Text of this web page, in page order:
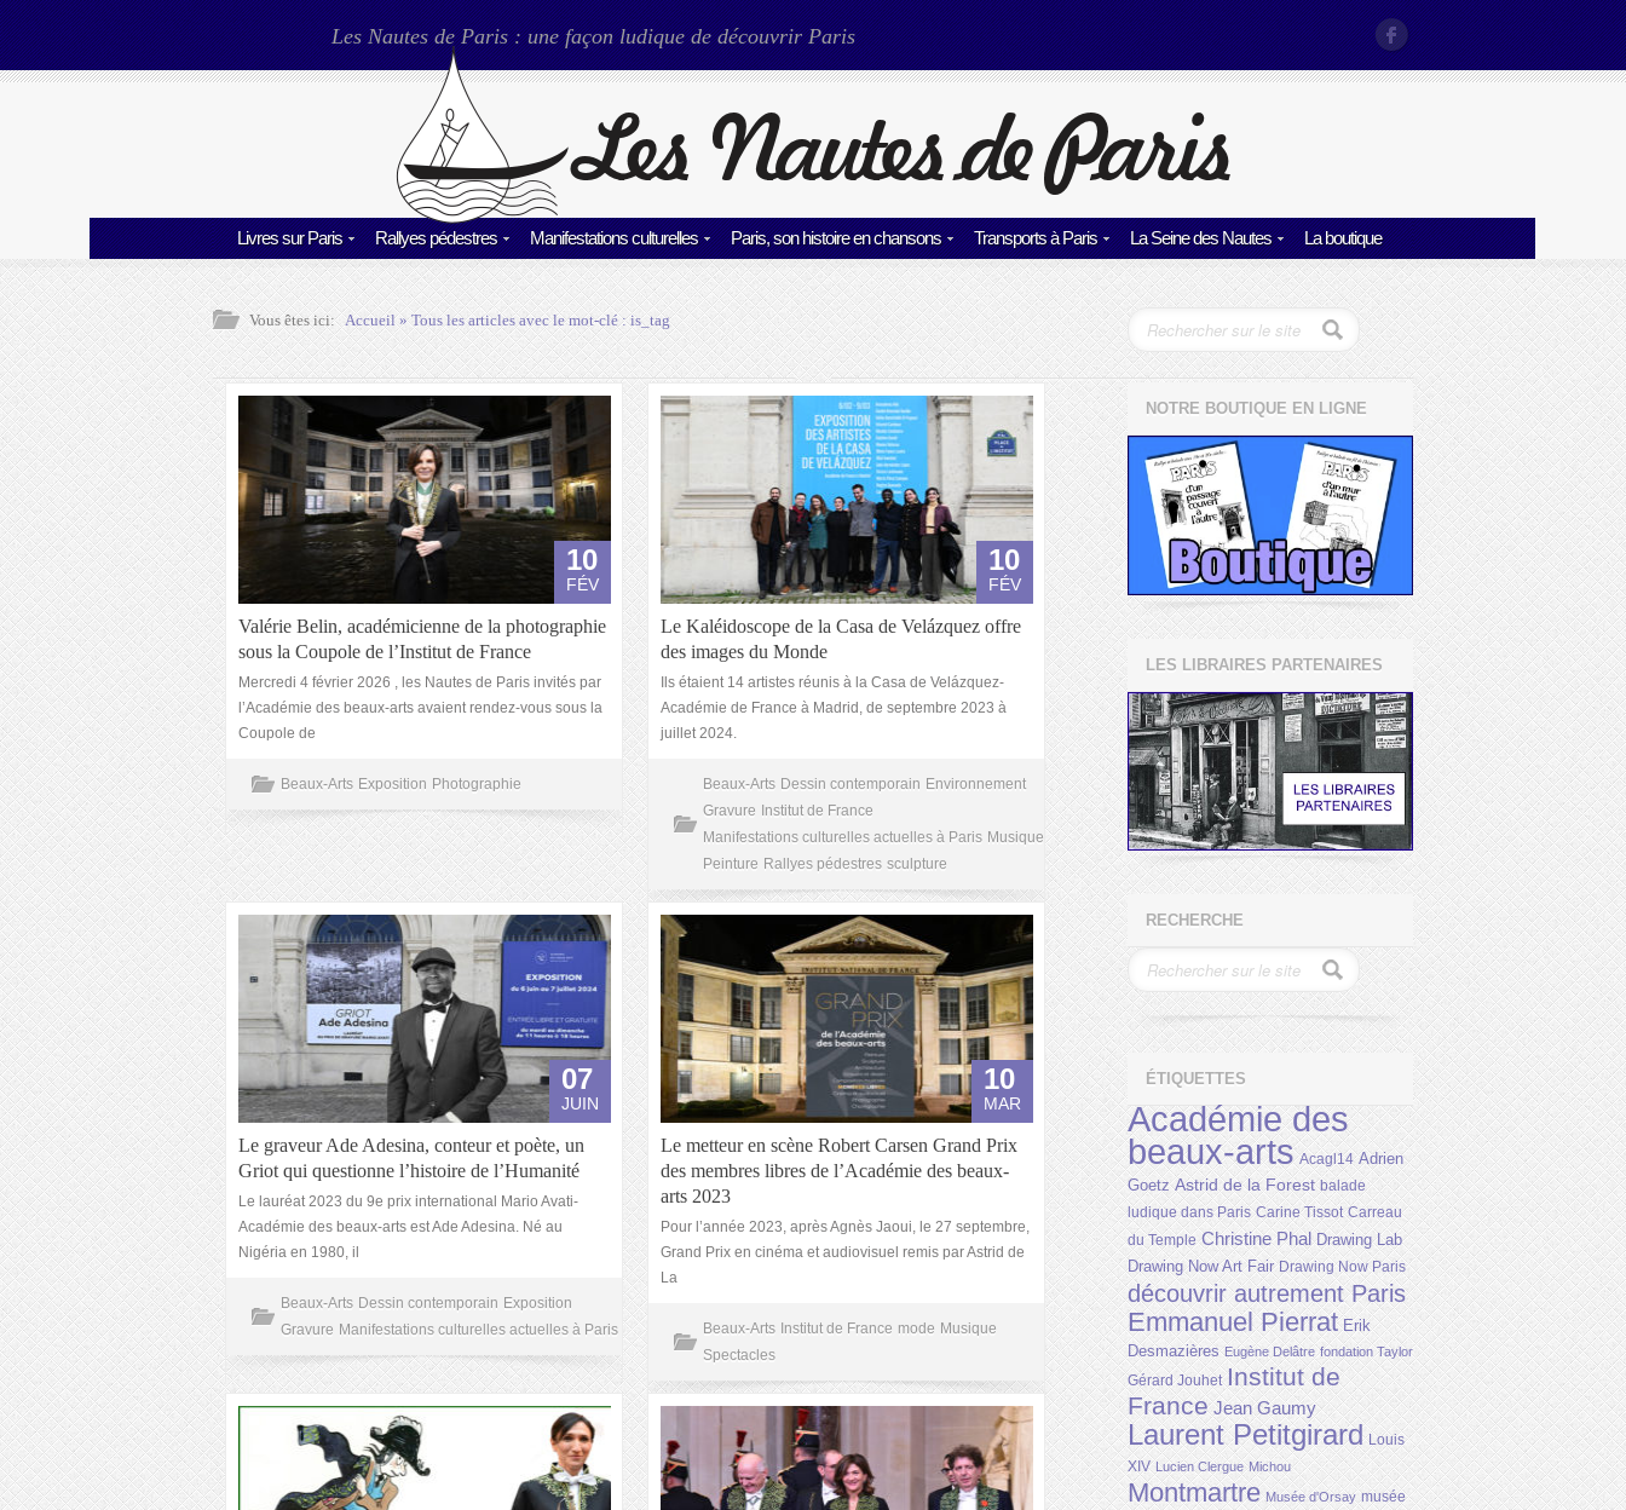
Les Nautes de Paris : une façon ludique de découvrir Paris
Livres sur Paris Rallyes pédestres Manifestations culturelles Paris, son histoire en chansons Transports à Paris La Seine des Nautes La boutique
Vous êtes ici: Accueil» Tous les articles avec le mot-clé :is_tag
10
FÉV
Valérie Belin, académicienne de la photographie
sous la Coupole de l’Institut de France
Mercredi 4 février 2026 , les Nautes de Paris invités par
l’Académie des beaux-arts avaient rendez-vous sous la
Coupole de
Beaux-Arts Exposition Photographie
10
FÉV
Le Kaléidoscope de la Casa de Velázquez offre
des images du Monde
Ils étaient 14 artistes réunis à la Casa de Velázquez-
Académie de France à Madrid, de septembre 2023 à
juillet 2024.
Beaux-Arts Dessin contemporain Environnement
Gravure
Institut de France
Manifestations culturelles actuelles à Paris Musique
Peinture Rallyes pédestres sculpture
07
JUIN
Le graveur Ade Adesina, conteur et poète, un
Griot qui questionne l’histoire de l’Humanité
Le lauréat 2023 du 9e prix international Mario Avati-
Académie des beaux-arts est Ade Adesina. Né au
Nigéria en 1980, il
Beaux-Arts Dessin contemporain Exposition
Gravure Manifestations culturelles actuelles à Paris
10
MAR
Le metteur en scène Robert Carsen Grand Prix
des membres libres de l’Académie des beaux-
arts 2023
Pour l’année 2023, après Agnès Jaoui, le 27 septembre,
Grand Prix en cinéma et audiovisuel remis par Astrid de
La
Beaux-Arts Institut de France mode Musique
Spectacles
NOTRE BOUTIQUE EN LIGNE
LES LIBRAIRES PARTENAIRES
RECHERCHE
ÉTIQUETTES
Académie des
beaux-arts Acagl14 Adrien
Goetz Astrid de la Forest balade
ludique dans Paris Carine Tissot Carreau
du Temple Christine Phal Drawing Lab
Drawing Now Art Fair Drawing Now Paris
découvrir autrement Paris
Emmanuel Pierrat Erik
Desmazières Eugène Delâtre fondation Taylor
Gérard Jouhet Institut de
France Jean Gaumy
Laurent Petitgirard Louis
XIV Lucien Clergue Michou
Montmartre Musée d'Orsay musée